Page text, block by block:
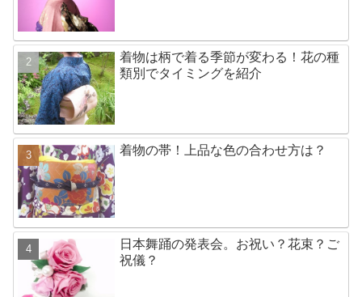
着物は柄で着る季節が変わる！花の種
類別でタイミングを紹介
着物の帯！上品な色の合わせ方は？
日本舞踊の発表会。お祝い？花束？ご
祝儀？